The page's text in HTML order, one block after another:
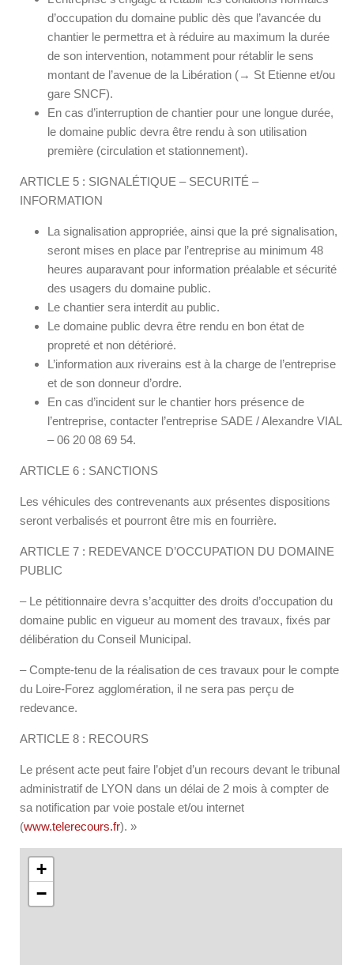
d’occupation du domaine public dès que l’avancée du
chantier le permettra et à réduire au maximum la durée
de son intervention, notamment pour rétablir le sens
montant de l’avenue de la Libération (→ St Etienne et/ou
gare SNCF).
En cas d’interruption de chantier pour une longue durée,
le domaine public devra être rendu à son utilisation
première (circulation et stationnement).
ARTICLE 5 : SIGNALÉTIQUE – SECURITÉ –
INFORMATION
La signalisation appropriée, ainsi que la pré signalisation,
seront mises en place par l’entreprise au minimum 48
heures auparavant pour information préalable et sécurité
des usagers du domaine public.
Le chantier sera interdit au public.
Le domaine public devra être rendu en bon état de
propreté et non détérioré.
L’information aux riverains est à la charge de l’entreprise
et de son donneur d’ordre.
En cas d’incident sur le chantier hors présence de
l’entreprise, contacter l’entreprise SADE / Alexandre VIAL
– 06 20 08 69 54.
ARTICLE 6 : SANCTIONS
Les véhicules des contrevenants aux présentes dispositions
seront verbalisés et pourront être mis en fourrière.
ARTICLE 7 : REDEVANCE D’OCCUPATION DU DOMAINE
PUBLIC
– Le pétitionnaire devra s’acquitter des droits d’occupation du
domaine public en vigueur au moment des travaux, fixés par
délibération du Conseil Municipal.
– Compte-tenu de la réalisation de ces travaux pour le compte
du Loire-Forez agglomération, il ne sera pas perçu de
redevance.
ARTICLE 8 : RECOURS
Le présent acte peut faire l’objet d’un recours devant le tribunal
administratif de LYON dans un délai de 2 mois à compter de
sa notification par voie postale et/ou internet
(www.telerecours.fr). »
+
−